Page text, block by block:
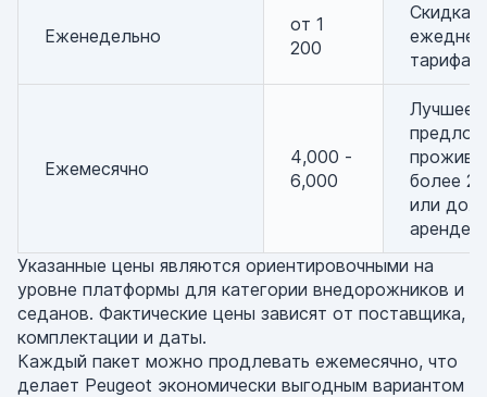
Еженедельно
от 1
200
Скидка
тарифа
Ежемесячно
4,000 -
6,000
Лучшее
более 2
или
аренде
Указанные цены являются ориентировочными на
уровне платформы для категории внедорожников и
седанов. Фактические цены зависят от поставщика,
комплектации и даты.
Каждый пакет можно продлевать ежемесячно, что
делает Peugeot экономически выгодным вариантом